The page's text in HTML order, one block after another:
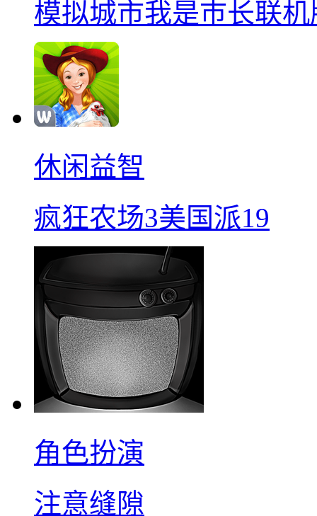
模拟城市我是巿长联机
休闲益智
疯狂农场3美国派19
角色扮演
注意缝隙